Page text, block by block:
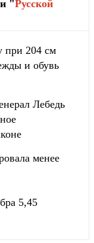
"Русской
при 204 см
и обувь
Лебедь
менее
5,45